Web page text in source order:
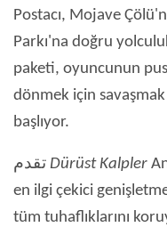
Postacı, Mojave
Parkı'na doğru
paketi, oyuncunun
dönmek için savaşmak
başlıyor.
Dürüst Kalpler
en ilgi çekici
tüm tuhaflıklarını